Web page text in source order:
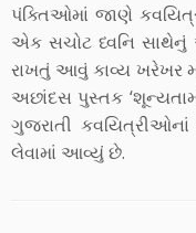
પંક્તિઓમાં જાણે
એક સચોટ ધ્વનિ
રાખતું આવું કાવ્ય ખરેખર
અછાંદસ પુસ્તક
ગુજરાતી કવયિત્રીઓનાં
લેવામાં આવ્યું છે.